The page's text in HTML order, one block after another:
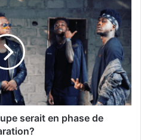
serait en phase de